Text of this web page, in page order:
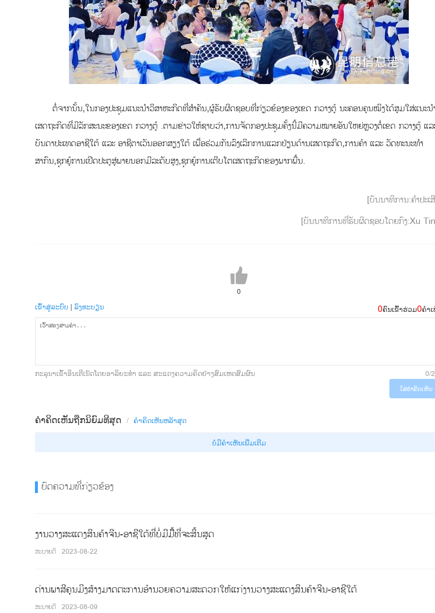
ຕໍ່ຈາກນັ້ນ,ໃນກອງປະຊຸມແນະນຳວິສາຫະກິດທີ່ສຳຄັນ,ຜູ້ຮັບຜິດຊອບທີ່ກ່ຽວຂ້ອງຂອງເຂດ ກວາງຕູ້ ນະຄອນຄຸນໝິງໄດ້ສຸມໃສ່ແນະນ
ເສດຖະກິດທີ່ມີລັກສະນະຂອງເຂດ ກວາງຕູ້ .ຕາມຂ່າວໃຫ້ຊາບວ່າ,ການຈັດກອງປະຊຸມຄັ້ງນີ້ມີຄວາມໝາຍອັນໃຫຍ່ຫຼວງຕໍ່ເຂດ ກວາງຕຸ້ ແລ
ບັນດາປະເທດອາຊີໃຕ້ ແລະ ອາຊີຕາເວັນອອກສຽງໃຕ້ ເພື່ອຮ່ວມກັນລົງເລິກການແລກປ່ຽນດ້ານເສດຖະກິດ,ການຄ້າ ແລະ ວັດທະນະທຳ
ສາກົນ,ຊຸກຍູ້ການເປີດປະຕູສູ່ພາຍນອກມີລະດັບສູງ,ຊຸກຍູ້ການເຕີບໂຕເສດຖະກິດຂອງພາກພື້ນ.
[ບັນນາທິການ:ຄຳປະເ
[ບັນນາທິການທີ່ຮັບຜິດຊອບໂດຍກົງ:Xu
0
ເຂົ້າສູ່ລະບົບ | ລົງທະບຽນ 0ຄົນເຂົ້າຮ່ວມ0ຄຳ
ກະລຸນາເຂົ້າອິນເຕີເນັດໂດຍອາລິຍະທໍາ ແລະ ສະແດງຄວາມຄິດຢ່າງສົມເຫດສົມຜົນ 0/
ໃສ່ຄຳຄິດເຫັນ
ຄຳຄິດເຫັນຖືກນິຍົມທີສຸດ / ຄຳຄິດເຫັນ​ຫລ້າ​ສຸດ
ບໍ່ມີຄໍາເຫັນເພີ່ມເຕີມ
ບົດຄວາມທີ່ກ່ຽວຂ້ອງ
ງານວາງສະແດງສິນຄ້າຈີນ-ອາຊີໃຕ້ທີ່ບໍ່ມີມືີ້ທີ່ຈະສິ້ນສຸດ
ສະບາຍດີ 2023-08-22
ດ່ານພາສີຄຸນມິງສ້າງມາດຕະການອຳນວຍຄວາມສະດວກໃຫ້ແກ່ງານວາງສະແດງສິນຄ້າຈີນ-ອາຊີໃຕ້
ສະບາຍດີ 2023-08-09